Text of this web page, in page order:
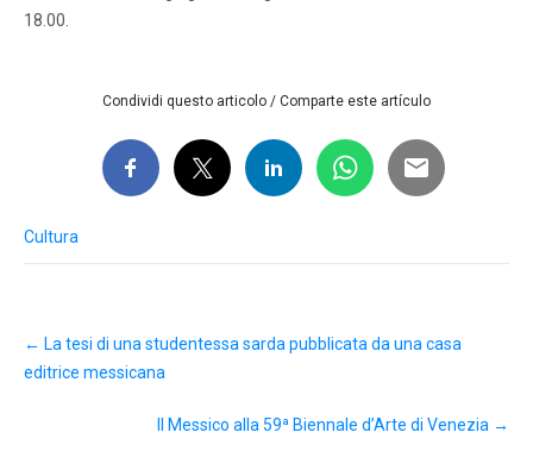
18.00.
Condividi questo articolo / Comparte este artículo
Cultura
navigation
← La tesi di una studentessa sarda pubblicata da una casa
editrice messicana
Il Messico alla 59ª Biennale d’Arte di Venezia →